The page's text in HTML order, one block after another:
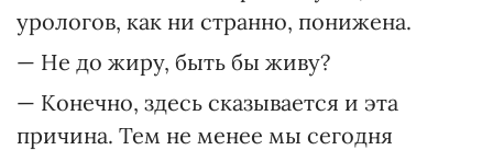
урологов, как ни странно, понижена.
— Не до жиру, быть бы живу?
— Конечно, здесь сказывается и эта
причина. Тем не менее мы сегодня